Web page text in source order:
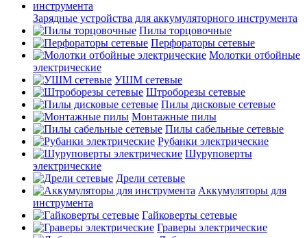
Зарядные устройства для аккумуляторного инструмента
Пилы торцовочные
Перфораторы сетевые
Молотки отбойные
электрические
УШМ сетевые
Штроборезы сетевые
Пилы дисковые сетевые
Монтажные пилы
Пилы сабельные сетевые
Рубанки электрические
Шуруповерты
электрические
Дрели сетевые
Аккумуляторы для
инструмента
Гайковерты сетевые
Граверы электрические